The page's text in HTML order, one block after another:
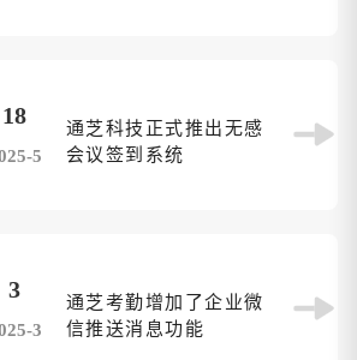
18
5
通芝科技正式推出无感
会议签到系统
3
3
通芝考勤增加了企业微
信推送消息功能